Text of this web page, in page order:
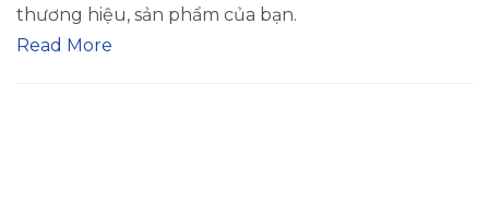
thương hiệu, sản phẩm của bạn.
Read More